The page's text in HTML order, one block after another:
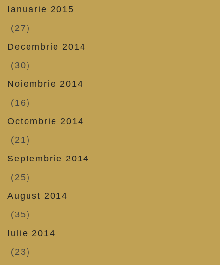
Ianuarie 2015
(27)
Decembrie 2014
(30)
Noiembrie 2014
(16)
Octombrie 2014
(21)
Septembrie 2014
(25)
August 2014
(35)
Iulie 2014
(23)